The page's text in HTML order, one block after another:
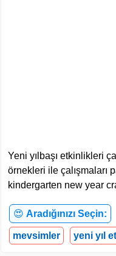
Yeni yılbaşı etkinlikleri
örnekleri ile çalışmaları
kindergarten new year
😍 Aradığınızı Seçin:
mevsimler yeni yıl